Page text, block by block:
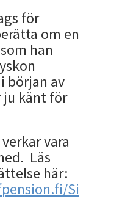
för
om en
han
början av
ju känt för
vara
Läs
här:
Site/